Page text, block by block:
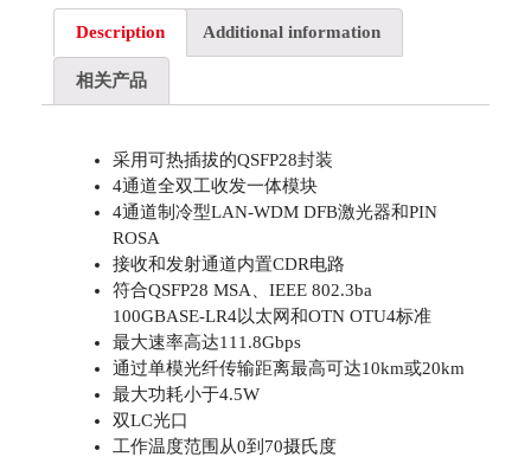
Description Additional information
相关产品
采用可热插拔的QSFP28封装
4通道全双工收发一体模块
4通道制冷型LAN-WDM DFB激光器和PIN
ROSA
接收和发射通道内置CDR电路
符合QSFP28 MSA、IEEE 802.3ba
100GBASE-LR4以太网和OTN OTU4标准
最大速率高达111.8Gbps
通过单模光纤传输距离最高可达10km或20km
最大功耗小于4.5W
双LC光口
工作温度范围从0到70摄氏度